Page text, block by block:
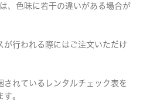
、色味に若干の違いがある場合が
行われる際にはご注文いただけ
れているレンタルチェック表を
。